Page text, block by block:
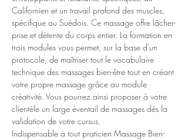
Californien et un travail profond des muscles,
spécifique au Suédois. Ce massage offre lâcher-
prise et détente du corps entier. La formation en
trois modules vous permet, sur la base d'un
protocole, de maîtriser tout le vocabulaire
technique des massages bien-être tout en créant
votre propre massage grâce au module
créativité. Vous pourrez ainsi proposer à votre
clientèle un large éventail de massages dés la
validation de votre cursus.
Indispensable à tout praticien Massage Bien-